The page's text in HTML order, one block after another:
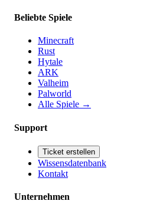
Beliebte Spiele
Minecraft
Rust
Hytale
ARK
Valheim
Palworld
Alle Spiele →
Support
Ticket erstellen
Wissensdatenbank
Kontakt
Unternehmen